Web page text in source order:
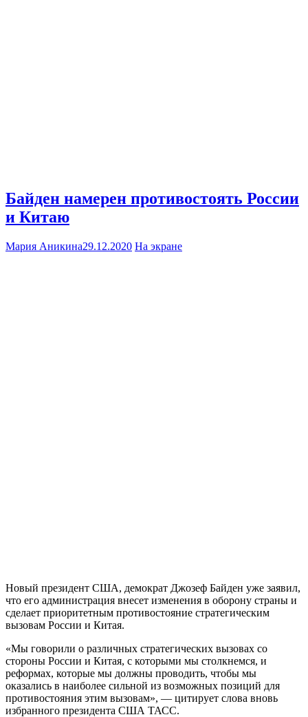
Байден намерен противостоять России
и Китаю
Мария Аникина29.12.2020 На экране
Новый президент США, демократ Джозеф Байден уже заявил,
что его администрация внесет изменения в оборону страны и
сделает приоритетным противостояние стратегическим
вызовам России и Китая.
«Мы говорили о различных стратегических вызовах со
стороны России и Китая, с которыми мы столкнемся, и
реформах, которые мы должны проводить, чтобы мы
оказались в наиболее сильной из возможных позиций для
противостояния этим вызовам», — цитирует слова вновь
избранного президента США ТАСС.